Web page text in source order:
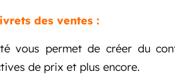
des ventes :
vous permet de créer du
de prix et plus encore.